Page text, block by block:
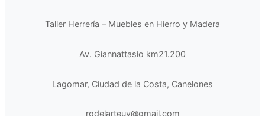
Taller Herrería – Muebles en Hierro y Madera
Av. Giannattasio km21.200
Lagomar, Ciudad de la Costa, Canelones
rodelarteuy@gmail.com